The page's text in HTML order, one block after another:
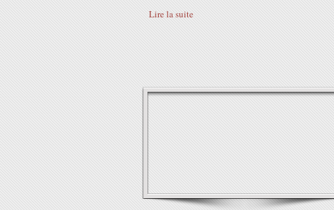
Lire la suite